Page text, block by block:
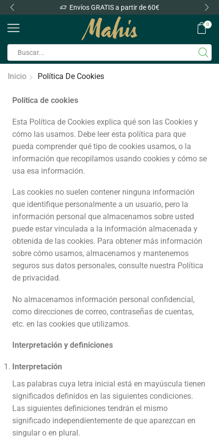
Envíos GRATIS a partir de 60€
0
Inicio Política De Cookies
Política de cookies
Esta Política de Cookies explica qué son las Cookies y
cómo las usamos. Debe leer esta política para que
pueda comprender qué tipo de cookies usamos, o la
información que recopilamos usando cookies y cómo se
usa esa información.
Las cookies no suelen contener ninguna información
que identifique personalmente a un usuario, pero la
información personal que almacenamos sobre usted
puede estar vinculada a la información almacenada y
obtenida de las cookies. Para obtener más información
sobre cómo usamos, almacenamos y mantenemos
seguros sus datos personales, consulte nuestra Política
de privacidad.
No almacenamos información personal confidencial,
como direcciones de correo, contraseñas de cuentas,
etc. en las cookies que utilizamos.
Interpretación y definiciones
Interpretación
Las palabras cuya letra inicial está en mayúscula tienen
significados definidos en las siguientes condiciones.
Las siguientes definiciones tendrán el mismo
significado independientemente de que aparezcan en
singular o en plural.